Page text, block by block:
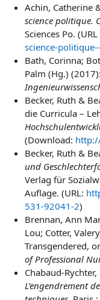
Achin, Catherine
science politique.
Sciences Po. (URL
science-
Bath, Corinna;
Palm (Hg.) (2017):
Becker, Ruth &
die Curricula –
(Download:
Becker, Ruth &
und
Verlag für
Auflage. (URL:
531-92041-2)
Brennan, Ann
Lou; Cotter,
Transgendered,
of Professional
Chabaud-
L’engendrement